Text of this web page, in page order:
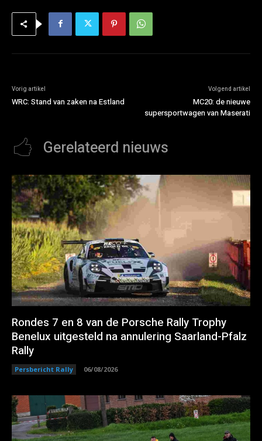
Vorig artikel
WRC: Stand van zaken na Estland
Volgend artikel
MC20: de nieuwe
supersportwagen van Maserati
Gerelateerd nieuws
Rondes 7 en 8 van de Porsche Rally Trophy
Benelux uitgesteld na annulering Saarland-Pfalz
Rally
Persbericht Rally 06/08/2026